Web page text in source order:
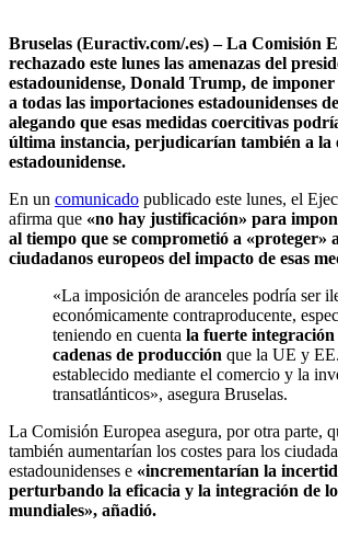
Bruselas (Euractiv.com/.es) – La Comisión
rechazado este lunes las amenazas del
estadounidense, Donald Trump, de imponer
a todas las importaciones estadounidenses
alegando que esas medidas coercitivas
última instancia, perjudicarían también a la
estadounidense.
En un comunicado publicado este lunes, el
afirma que «no hay justificación» para
al tiempo que se comprometió a «proteger»
ciudadanos europeos del impacto de esas
«La imposición de aranceles podría ser
económicamente contraproducente,
teniendo en cuenta la fuerte integración
cadenas de producción que la UE y
establecido mediante el comercio y la
transatlánticos», asegura Bruselas.
La Comisión Europea asegura, por otra parte,
también aumentarían los costes para los
estadounidenses e «incrementarían la
perturbando la eficacia y la integración de
mundiales», añadió.